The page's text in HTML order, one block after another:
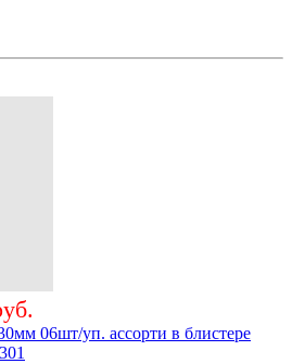
06шт/уп. ассорти в блистере